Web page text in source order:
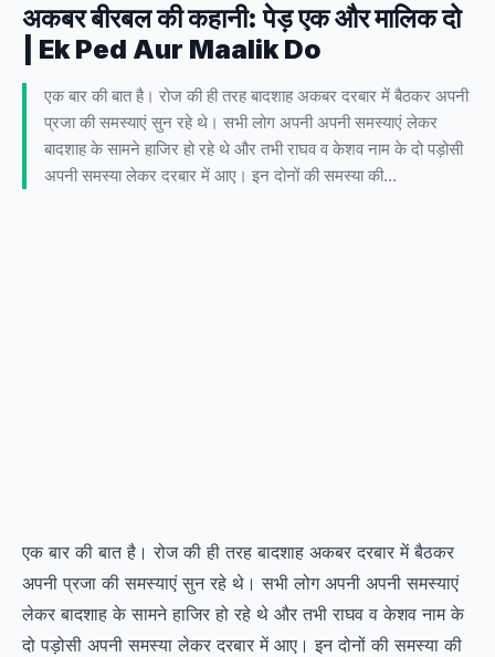
अकबर बीरबल की कहानी: पेड़ एक और मालिक दो
| Ek Ped Aur Maalik Do
एक बार की बात है। रोज की ही तरह बादशाह अकबर दरबार में बैठकर अपनी
प्रजा की समस्याएं सुन रहे थे। सभी लोग अपनी अपनी समस्याएं लेकर
बादशाह के सामने हाजिर हो रहे थे और तभी राघव व केशव नाम के दो पड़ोसी
अपनी समस्या लेकर दरबार में आए। इन दोनों की समस्या की…
एक बार की बात है। रोज की ही तरह बादशाह अकबर दरबार में बैठकर
अपनी प्रजा की समस्याएं सुन रहे थे। सभी लोग अपनी अपनी समस्याएं
लेकर बादशाह के सामने हाजिर हो रहे थे और तभी राघव व केशव नाम के
दो पड़ोसी अपनी समस्या लेकर दरबार में आए। इन दोनों की समस्या की